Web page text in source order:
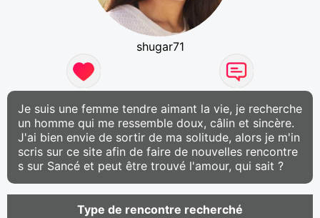
shugar71
Je suis une femme tendre aimant la vie, je recherche
un homme qui me ressemble doux, câlin et sincère.
J'ai bien envie de sortir de ma solitude, alors je m'in
scris sur ce site afin de faire de nouvelles rencontre
s sur Sancé et peut être trouvé l'amour, qui sait ?
Type de rencontre recherché